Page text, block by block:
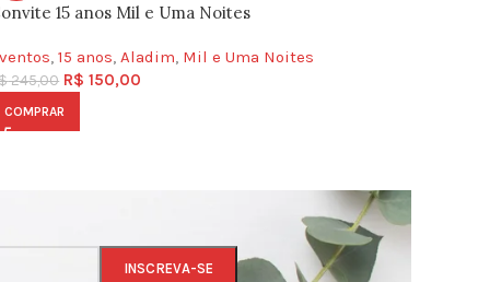
15 anos Mil e Uma Noites
15 anos Aladim Mil e Uma Noites
245,00 R$ 150,00
COMPRAR